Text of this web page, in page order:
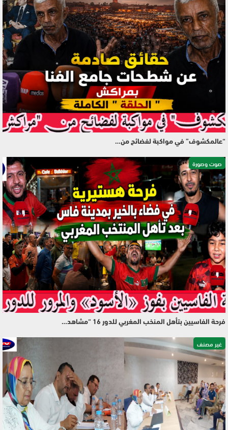
“عالمكشوف” في مواكبة لفضائح من…
صوت وصورة
فرحة الفاسيين بتأهل المنخب المغربي للدور 16 “مشاهد…
غير مصنف